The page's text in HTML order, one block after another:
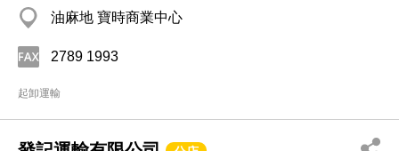
油麻地 寶時商業中心
2789 1993
起卸運輸